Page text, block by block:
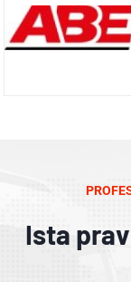
Ista